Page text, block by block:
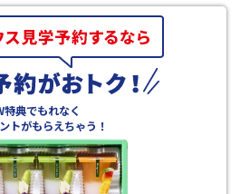
特典でもれなく
トがもらえちゃう！